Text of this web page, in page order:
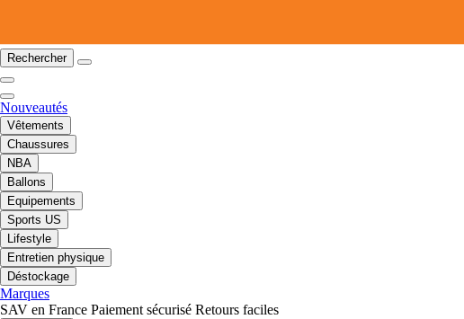
Rechercher
Nouveautés
Vêtements
Chaussures
NBA
Ballons
Equipements
Sports US
Lifestyle
Entretien physique
Déstockage
Marques
SAV en France Paiement sécurisé Retours faciles